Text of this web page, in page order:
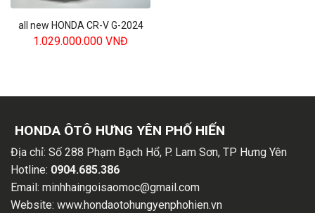
all new HONDA CR-V G-2024
1.029.000.000 VNĐ
HONDA ÔTÔ HƯNG YÊN PHỐ HIẾN
Địa chỉ: Số 288 Phạm Bạch Hổ, P. Lam Sơn, TP Hưng Yên
Hotline: 0904.685.386
Email: minhhaingoisaomoc@gmail.com
Website: www.hondaotohungyenphohien.vn